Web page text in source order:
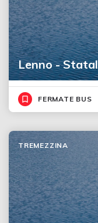
Lenno -
FERMATE BUS
TREMEZZINA